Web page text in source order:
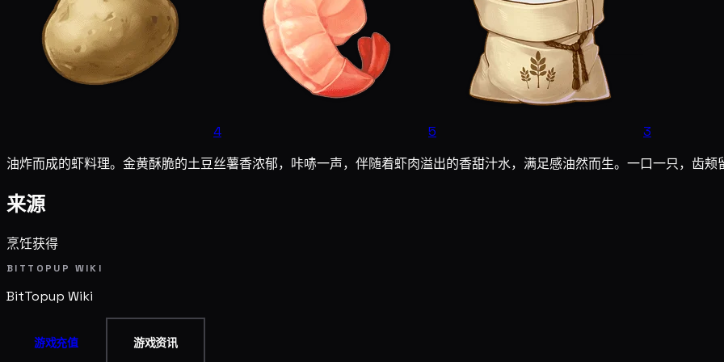
4 5
3
油炸而成的虾料理。金黄酥脆的土豆丝薯香浓郁，咔哧一声，伴随着虾肉溢出的香甜汁水，满足感油然而生。一口一只，齿颊
来源
烹饪获得
BITTOPUP WIKI
BitTopup Wiki
游戏充值 游戏资讯